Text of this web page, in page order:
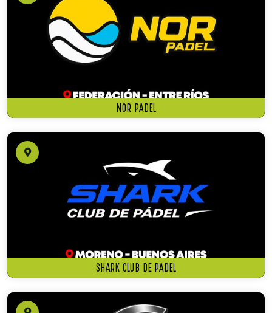
NOR PADEL
SHARK CLUB DE PADEL